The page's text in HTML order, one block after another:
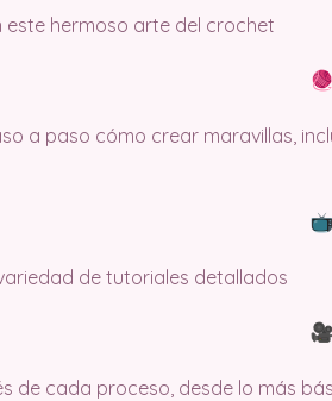
este hermoso arte del crochet
a paso cómo crear maravillas,
de tutoriales detallados
de cada proceso, desde lo más